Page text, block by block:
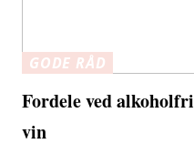
GODE RÅD
Fordele ved alkoholfri
vin